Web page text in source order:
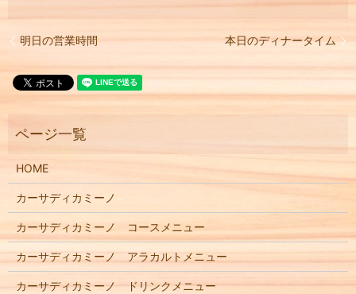
明日の営業時間 本日のディナータイム
HOME
カーサディカミーノ
カーサディカミーノ コースメニュー
カーサディカミーノ アラカルトメニュー
カーサディカミーノ ドリンクメニュー